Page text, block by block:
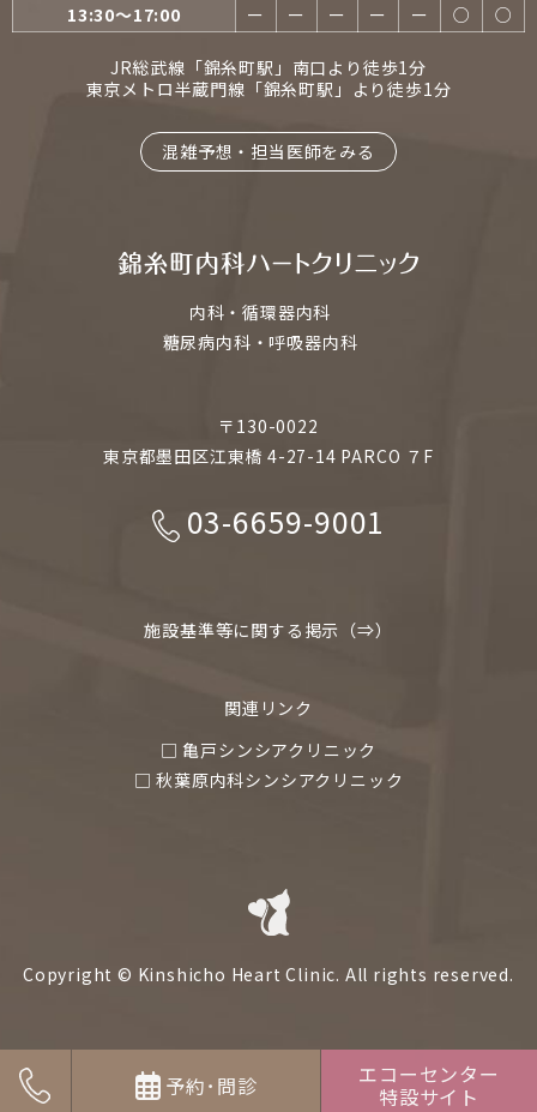
13:30〜17:00
ー ー ー ー ー ○ ○
JR総武線「錦糸町駅」南口より徒歩1分
東京メトロ半蔵門線「錦糸町駅」より徒歩1分
混雑予想・担当医師をみる
内科・循環器内科
糖尿病内科・呼吸器内科
〒130-0022
東京都墨田区江東橋 4-27-14 PARCO ７F
03-6659-9001
施設基準等に関する掲示（⇒）
関連リンク
□ 亀戸シンシアクリニック
□ 秋葉原内科シンシアクリニック
Copyright © Kinshicho Heart Clinic. All rights reserved.
予約･問診 エコーセンター
特設サイト